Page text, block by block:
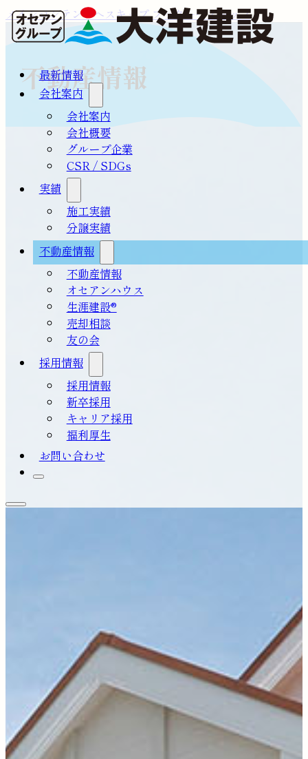
メインコンテンツへスキップフッターへスキップ
最新情報
会社案内
会社案内
会社概要
グループ企業
CSR / SDGs
実績
施工実績
分譲実績
不動産情報
不動産情報
オセアンハウス
生涯建設®
売却相談
友の会
採用情報
採用情報
新卒採用
キャリア採用
福利厚生
お問い合わせ
不動産情報